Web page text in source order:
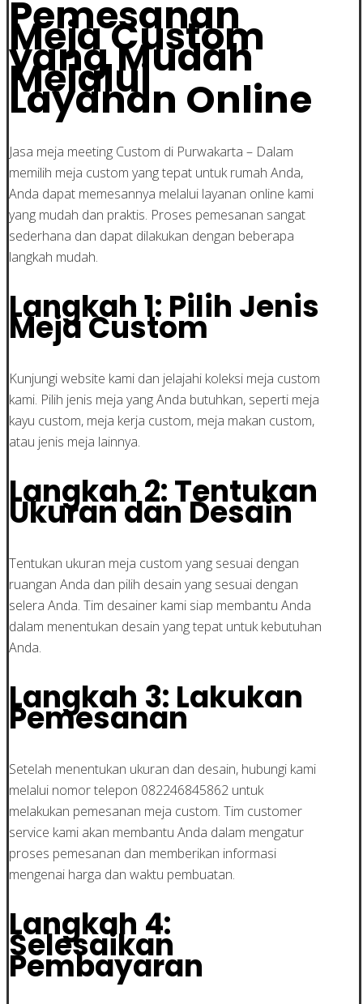
Pemesanan
Meja Custom
yang Mudah
Melalui
Layanan Online
Jasa meja meeting Custom di Purwakarta – Dalam
memilih meja custom yang tepat untuk rumah Anda,
Anda dapat memesannya melalui layanan online kami
yang mudah dan praktis. Proses pemesanan sangat
sederhana dan dapat dilakukan dengan beberapa
langkah mudah.
Langkah 1: Pilih Jenis
Meja Custom
Kunjungi website kami dan jelajahi koleksi meja custom
kami. Pilih jenis meja yang Anda butuhkan, seperti meja
kayu custom, meja kerja custom, meja makan custom,
atau jenis meja lainnya.
Langkah 2: Tentukan
Ukuran dan Desain
Tentukan ukuran meja custom yang sesuai dengan
ruangan Anda dan pilih desain yang sesuai dengan
selera Anda. Tim desainer kami siap membantu Anda
dalam menentukan desain yang tepat untuk kebutuhan
Anda.
Langkah 3: Lakukan
Pemesanan
Setelah menentukan ukuran dan desain, hubungi kami
melalui nomor telepon 082246845862 untuk
melakukan pemesanan meja custom. Tim customer
service kami akan membantu Anda dalam mengatur
proses pemesanan dan memberikan informasi
mengenai harga dan waktu pembuatan.
Langkah 4:
Selesaikan
Pembayaran